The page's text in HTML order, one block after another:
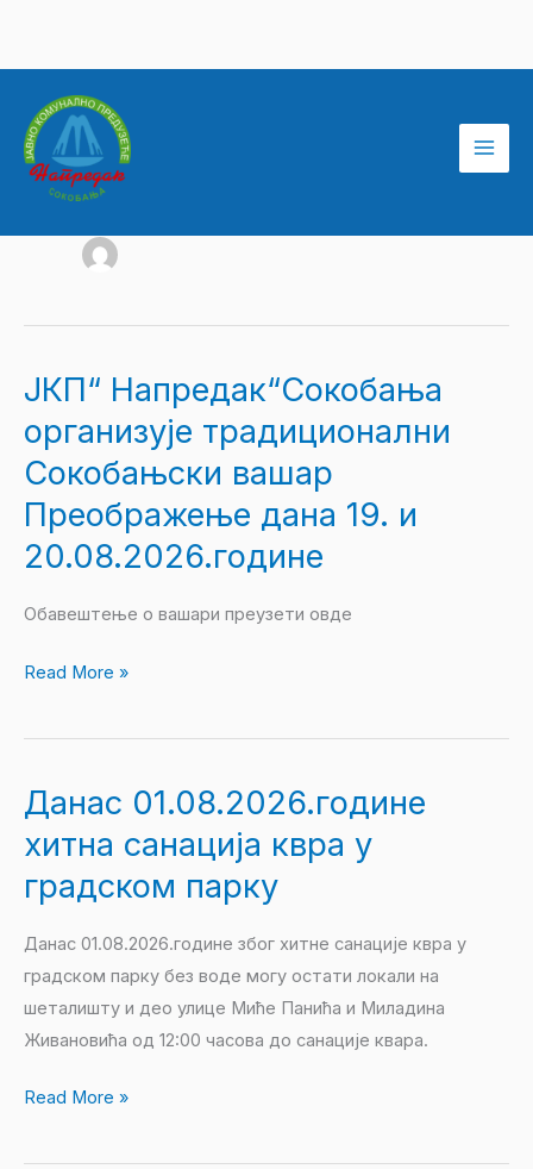
садржај Reklamacije JKP
ЈКП“ Напредак“Сокобања
организује традиционални
Сокобањски вашар
Преображење дана 19. и
20.08.2026.године
Обавештење о вашари преузети овде
ЈКП“
Напредак“Сокобања
организује
традиционални
Сокобањски
вашар
дана
и
Read More »
Данас 01.08.2026.године
хитна санација квра у
градском парку
Данас 01.08.2026.године због хитне санације квра у
градском парку без воде могу остати локали на
шеталишту и део улице Миће Панића и Миладина
Живановића од 12:00 часова до санације квара.
Данас
хитна
санација
у
градском
парку
Read More »